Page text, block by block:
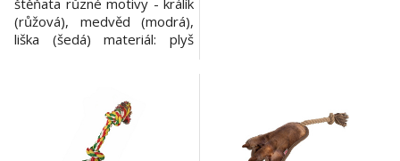
štěňata různé motivy - králík
(růžová), medvěd (modrá),
liška (šedá) materiál: plyš